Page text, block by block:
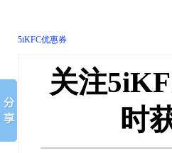
5iKFC优惠券
关注
时